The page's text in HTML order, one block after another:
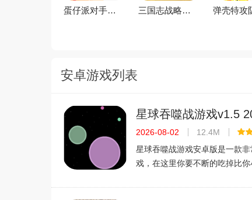
蛋仔派对手游(元气零食季)下载官方正版v1.0.281官方版 三国志战略版2026官方最新版v2079.1684安卓版
安卓游戏列表
星球吞噬战游戏v1.5
文版
2026-08-02
12.4M
星球吞噬战游戏安卓版是一款
戏，在这里你要不断的吃掉比